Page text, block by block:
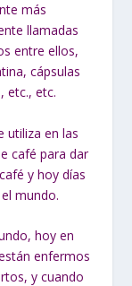
más
llamadas
entre ellos,
cápsulas
etc., etc.
utiliza en las
café para dar
y hoy días
mundo.
hoy en
enfermos
y cuando